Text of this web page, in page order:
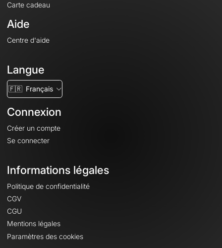
Carte cadeau
Aide
Centre d'aide
Langue
🇫🇷 Français
Connexion
Créer un compte
Se connecter
Informations légales
Politique de confidentialité
CGV
CGU
Mentions légales
Paramètres des cookies